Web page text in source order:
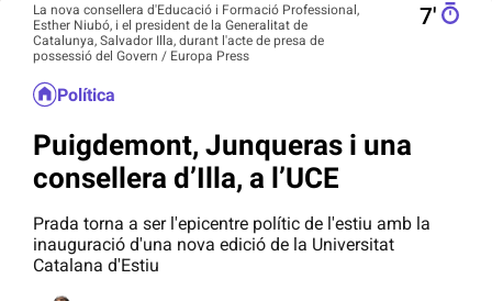
La nova consellera d'Educació i Formació Professional,
Esther Niubó, i el president de la Generalitat de
Catalunya, Salvador Illa, durant l'acte de presa de
possessió del Govern / Europa Press
7′
Política
Puigdemont, Junqueras i una
consellera d’Illa, a l’UCE
Prada torna a ser l'epicentre polític de l'estiu amb la
inauguració d'una nova edició de la Universitat
Catalana d'Estiu